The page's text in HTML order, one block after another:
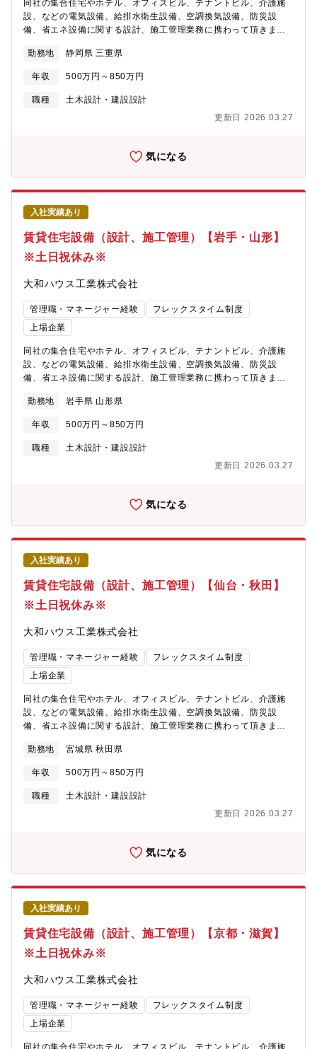
の最適化に取り組んでいます。【働き方】・フレックス制：有(コ
アタイム：13:00~15:00)・在宅勤務：有・外出・出張：月1,2回
の外出、年に1,2回ほどの出張（国内、海外）の可能性があり【定
自動車用電球の製造・販売から始まった同社。現在は光の総合メ
ーカーとして生活を幅広く支えています。■売上高：約4,724億円
模まで成長を遂げてきました。)■拠点数：国内32拠点、海外34拠
点■平均勤続年数：16.3年■平均年齢：40.9歳■中途比率：43.2%■
同社の集合住宅やホテル、オフィスビル、テナントビル、介護施
設、などの電気設備、給排水衛生設備、空調換気設備、防災設
備、省エネ設備に関する設計、施工管理業務に携わって頂きま
ります。※全国総合職の場合には北海道、東北、関東、中部、近
畿、中国、四国、九州、沖縄など全国の事業所へ将来的な転勤の
可能性がございます。（※初任地は希望考慮します）【中部の事
業所】
勤務地 静岡県 三重県
年収 500万円～850万円
職種
土木設計・建設設計
更新日 2026.03.27
気になる
入社実績あり
賃貸住宅設備（設計、施工管理）【岩手・山形】
※土日祝休み※
大和ハウス工業株式会社
管理職・マネージャー経験
フレックスタイム制度
上場企業
同社の集合住宅やホテル、オフィスビル、テナントビル、介護施
設、などの電気設備、給排水衛生設備、空調換気設備、防災設
備、省エネ設備に関する設計、施工管理業務に携わって頂きま
ります。※全国総合職の場合には北海道、東北、関東、中部、近
畿、中国、四国、九州、沖縄など全国の事業所へ将来的な転勤の
可能性がございます。（※初任地は希望考慮します）【東北エリ
アの事業所】
room/index.html【勤務地について】総合職と地域限定社員でご選
択可能となります。※全国総合職の場合には北海道、東北、関
東、中部、近畿、中国、四国、九州、沖縄など全国の事業所へ将
来的な転勤の可能性がございます。（※初任地は希望考慮しま
す）【関東の事業所】
https://www.daiwahouse.co.jp/officeHP/kanto/index.asp【大和
ハウスの戸建て事業】
https://www.daiwahouse.com/businessfield/housing/kodate.html
勤務地 岩手県 山形県
年収 500万円～850万円
職種
土木設計・建設設計
更新日 2026.03.27
気になる
入社実績あり
賃貸住宅設備（設計、施工管理）【仙台・秋田】
※土日祝休み※
大和ハウス工業株式会社
管理職・マネージャー経験
フレックスタイム制度
上場企業
同社の集合住宅やホテル、オフィスビル、テナントビル、介護施
設、などの電気設備、給排水衛生設備、空調換気設備、防災設
備、省エネ設備に関する設計、施工管理業務に携わって頂きま
ります。※全国総合職の場合には北海道、東北、関東、中部、近
畿、中国、四国、九州、沖縄など全国の事業所へ将来的な転勤の
可能性がございます。（※初任地は希望考慮します）【東北の事
業所】
room/index.html【勤務地について】総合職と地域限定社員でご選
択可能となります。※全国総合職の場合には北海道、東北、関
東、中部、近畿、中国、四国、九州、沖縄など全国の事業所へ将
来的な転勤の可能性がございます。（※初任地は希望考慮しま
す）【関東の事業所】
https://www.daiwahouse.co.jp/officeHP/kanto/index.asp【大和
ハウスの戸建て事業】
https://www.daiwahouse.com/businessfield/housing/kodate.html
勤務地 宮城県 秋田県
年収 500万円～850万円
職種
土木設計・建設設計
更新日 2026.03.27
気になる
入社実績あり
賃貸住宅設備（設計、施工管理）【京都・滋賀】
※土日祝休み※
大和ハウス工業株式会社
管理職・マネージャー経験
フレックスタイム制度
上場企業
同社の集合住宅やホテル、オフィスビル、テナントビル、介護施